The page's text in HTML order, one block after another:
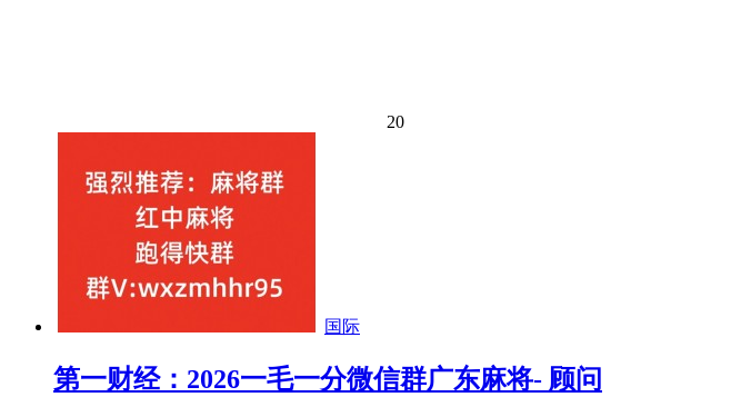
20
国际
第一财经：2026一毛一分微信群广东麻将- 顾问